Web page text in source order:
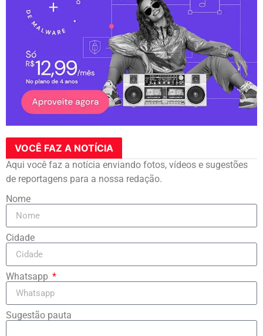
VOCÊ FAZ A NOTÍCIA
Aqui você faz a notícia enviando fotos, vídeos e sugestões
de reportagens para a nossa redação.
Nome
Cidade
Whatsapp
Sugestão pauta